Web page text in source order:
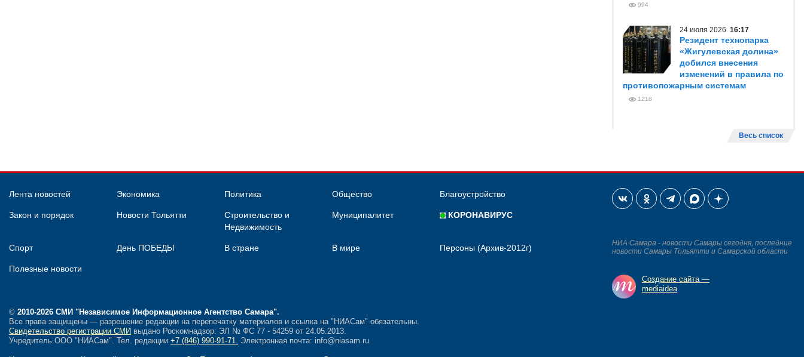
994
24 июля 2026 16:17
Резидент технопарка
«Жигулевская долина»
добился внесения
изменений в правила по
противопожарным системам
1218
Весь список
Лента новостей Экономика Политика Общество Благоустройство
Закон и порядок Новости Тольятти
Строительство и
Недвижимость
Муниципалитет КОРОНАВИРУС
Спорт День ПОБЕДЫ В стране В мире Персоны (Архив-2012г)
Полезные новости
© 2010-2026 СМИ "Независимое Информационное Агентство Самара".
Все права защищены — разрешение редакции на перепечатку материалов и ссылка на "НИАСам" обязательны.
Свидетельство регистрации СМИ выдано Роскомнадзор: ЭЛ № ФС 77 - 54259 от 24.05.2013.
Учредитель ООО "НИАСам". Тел. редакции +7 (846) 990-91-71. Электронная почта: info@niasam.ru
НИА Самара - новости Самары сегодня, последние
новости Самары Тольятти и Самарской области
Создание сайта —
mediaidea